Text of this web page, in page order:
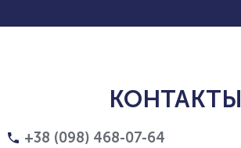
КОНТАКТЫ
+38 (098) 468-07-64